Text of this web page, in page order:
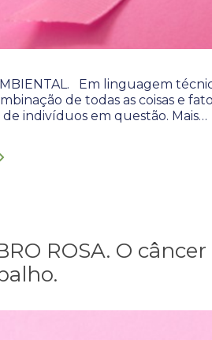
Em linguagem
de todas as coisas e
indivíduos em questão. Mais…
ROSA. O